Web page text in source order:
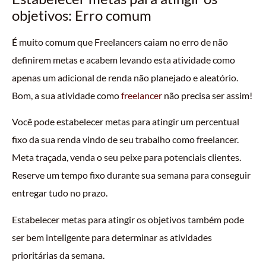
objetivos: Erro comum
É muito comum que Freelancers caiam no erro de não
definirem metas e acabem levando esta atividade como
apenas um adicional de renda não planejado e aleatório.
Bom, a sua atividade comofreelancer não precisa ser assim!
Você pode estabelecer metas para atingir um percentual
fixo da sua renda vindo de seu trabalho como freelancer.
Meta traçada, venda o seu peixe para potenciais clientes.
Reserve um tempo fixo durante sua semana para conseguir
entregar tudo no prazo.
Estabelecer metas para atingir os objetivos também pode
ser bem inteligente para determinar as atividades
prioritárias da semana.